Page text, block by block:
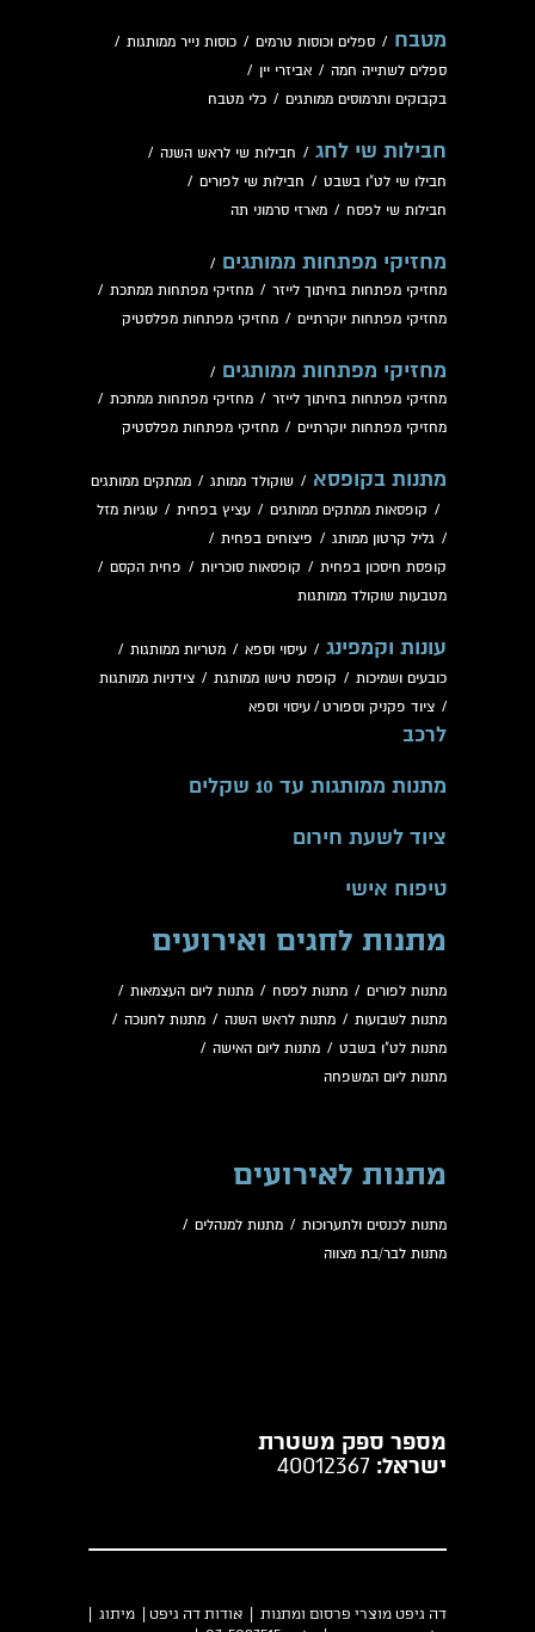
מטבח / ספלים וכוסות טרמים / כוסות נייר ממותגות /
ספלים לשתייה חמה / אביזרי יין /
בקבוקים ותרמוסים ממותגים / כלי מטבח
חבילות שי לחג / חבילות שי לראש השנה /
חבילו שי לט"ו בשבט / חבילות שי לפורים /
חבילות שי לפסח / מארזי סרמוני תה
מחזיקי מפתחות ממותגים /
מחזיקי מפתחות בחיתוך לייזר / מחזיקי מפתחות ממתכת /
מחזיקי מפתחות יוקרתיים / מחזיקי מפתחות מפלסטיק
מחזיקי מפתחות ממותגים /
מחזיקי מפתחות בחיתוך לייזר / מחזיקי מפתחות ממתכת /
מחזיקי מפתחות יוקרתיים / מחזיקי מפתחות מפלסטיק
מתנות בקופסא / שוקולד ממותג / ממתקים ממותגים
/ קופסאות ממתקים ממותגים / עציץ בפחית / עוגיות מזל
/ גליל קרטון ממותג / פיצוחים בפחית /
קופסת חיסכון בפחית / קופסאות סוכריות / פחית הקסם /
מטבעות שוקולד ממותגות
עונות וקמפינג / עיסוי וספא / מטריות ממותגות /
כובעים ושמיכות / קופסת טישו ממותגת / צידניות ממותגות
/ ציוד פקניק וספורט / עיסוי וספא
לרכב
מתנות ממותגות עד 10 שקלים
ציוד לשעת חירום
טיפוח אישי
מתנות לחגים ואירועים
מתנות לפורים / מתנות לפסח / מתנות ליום העצמאות /
מתנות לשבועות / מתנות לראש השנה / מתנות לחנוכה /
מתנות לט"ו בשבט / מתנות ליום האישה /
מתנות ליום המשפחה
מתנות לאירועים
מתנות לכנסים ולתערוכות / מתנות למנהלים /
מתנות לבר/בת מצווה
מספר ספק משטרת
ישראל:
דה גיפט מוצרי פרסום ומתנות | אודות דה גיפט מיתוג